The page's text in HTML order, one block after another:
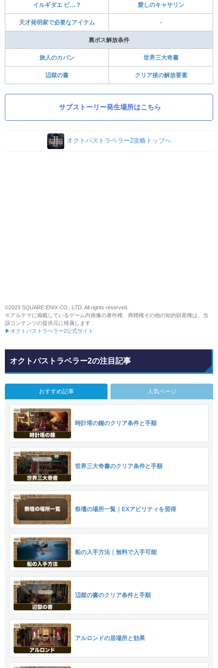
イルギダエ ビ…？ 愛しのキャサリン
天才発明家で必要なアイテム -
裏ボス解放条件
旅人のカバン 世界三大奇書
辺獄の書 クリア後の解放要素
サブストーリー発生場所はこちら
オクトパストラベラー2攻略トップへ
©2023 SQUARE ENIX CO., LTD. All rights reserved.
※アルテマに掲載しているゲーム内画像の著作権、商標権その他の知的財産権は、当
該コンテンツの提供元に帰属します
▶オクトパストラベラー2公式サイト
オクトパストラベラー2の注目記事
おすすめ記事 人気ページ
時計塔の鐘のクリア条件と手順
世界三大奇書のクリア条件と手順
祭壇の場所一覧｜EXアビリティを習得
船の入手方法｜無料で入手可能
辺獄の書のクリア条件と手順
アルロンドの居場所と効果